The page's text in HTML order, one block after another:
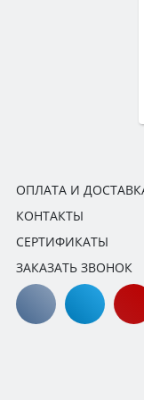
ОПЛАТА И
КОНТАКТЫ
СЕРТИФИКАТЫ
ЗАКАЗАТЬ ЗВОНОК